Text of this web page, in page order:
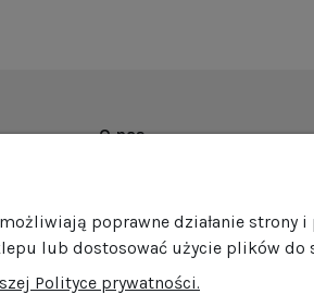
O nas
Promocje
Sprzedaż hurtowa
Blog
poprawne działanie strony
lub dostosować użycie plików do
Polityce prywatności.